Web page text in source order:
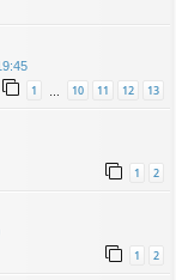
1 10 11 12 13
1 2
1 2